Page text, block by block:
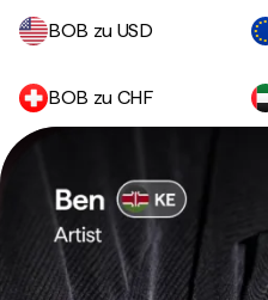
BOB zu USD
BOB zu CHF